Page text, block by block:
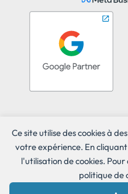
Ce site utilise des cookies à
votre expérience. En
l'utilisation de cookies.
politique de